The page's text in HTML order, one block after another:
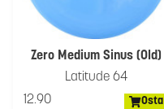
Zero Medium Sinus (Old)
Latitude 64
12.90
Osta